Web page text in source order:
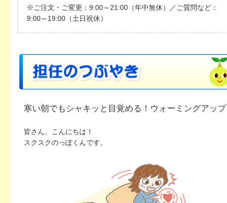
※ご注文・ご変更：9:00～21:00（年中無休）／ご質問など：
9:00～19:00（土日祝休）
寒い朝でもシャキッと目覚める！ウォーミングアップ
皆さん、こんにちは！
スクスクのっぽくんです。